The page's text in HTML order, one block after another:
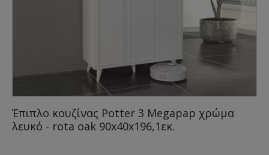
Έπιπλο κουζίνας Potter 3 Megapap χρώμα
λευκό - rota oak 90x40x196,1εκ.